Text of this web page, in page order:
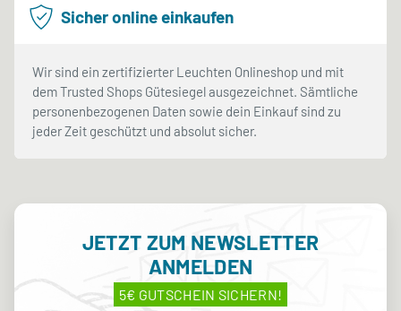
Sicher online einkaufen
Wir sind ein zertifizierter Leuchten Onlineshop und mit
dem Trusted Shops Gütesiegel ausgezeichnet. Sämtliche
personenbezogenen Daten sowie dein Einkauf sind zu
jeder Zeit geschützt und absolut sicher.
JETZT ZUM NEWSLETTER
ANMELDEN
5€ GUTSCHEIN SICHERN!